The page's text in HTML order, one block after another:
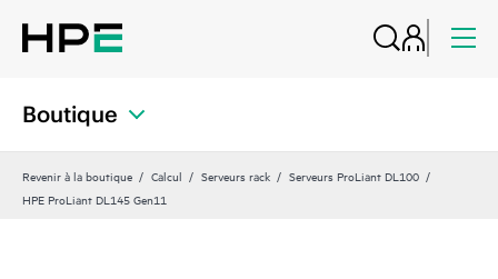
Boutique
Revenir à la boutique Calcul Serveurs rack
Serveurs ProLiant DL100
HPE ProLiant DL145 Gen11